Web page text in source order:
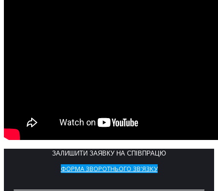
ЗАЛИШИТИ ЗАЯВКУ НА СПІВПРАЦЮ
ФОРМА ЗВОРОТНЬОГО ЗВ'ЯЗКУ